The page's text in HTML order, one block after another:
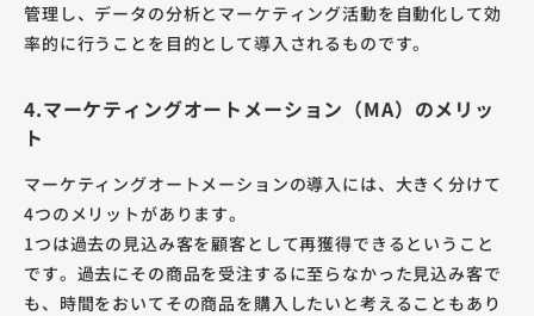
管理し、データの分析とマーケティング活動を自動化して効
率的に行うことを目的として導入されるものです。
4.マーケティングオートメーション（MA）のメリッ
ト
マーケティングオートメーションの導入には、大きく分けて
4つのメリットがあります。
1つは過去の見込み客を顧客として再獲得できるということ
です。過去にその商品を受注するに至らなかった見込み客で
も、時間をおいてその商品を購入したいと考えることもあり